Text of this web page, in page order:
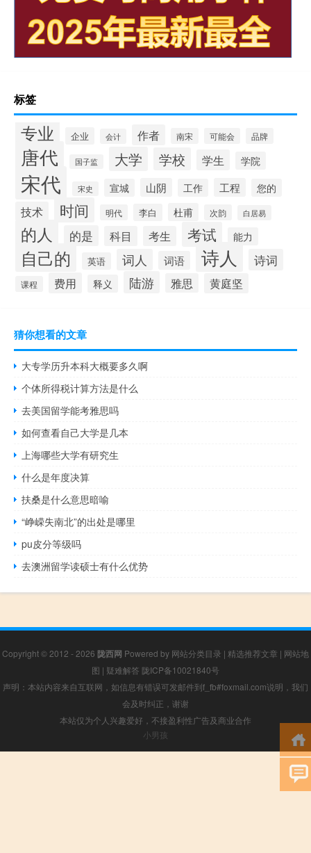
标签
专业 企业 会计 作者 南宋 可能会 品牌
唐代 国子监 大学 学校 学生 学院
宋代 宋史 宣城 山阴 工作 工程 您的
技术 时间 明代 李白 杜甫 次韵 白居易
的人 的是 科目 考生 考试 能力
自己的 英语 词人 词语 诗人 诗词
课程 费用 释义 陆游 雅思 黄庭坚
猜你想看的文章
大专学历升本科大概要多久啊
个体所得税计算方法是什么
去美国留学能考雅思吗
如何查看自己大学是几本
上海哪些大学有研究生
什么是年度决算
扶桑是什么意思暗喻
“峥嵘失南北”的出处是哪里
pu皮分等级吗
去澳洲留学读硕士有什么优势
Copyright © 2012 - 2026 陇西网 Powered by 网站分类目录 | 精选推荐文章 | 网站地
图 | 疑难解答 陇ICP备10021840号
声明：本站内容来自互联网，如信息有错误可发邮件到f_fb#foxmail.com说明，我们
会及时纠正，谢谢
本站仅为个人兴趣爱好，不接盈利性广告及商业合作
小男孩